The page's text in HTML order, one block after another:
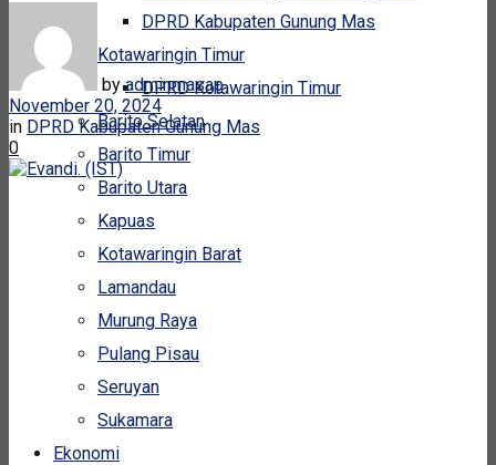
DPRD Kabupaten Gunung Mas
Kotawaringin Timur
DPRD Kotawaringin Timur
Barito Selatan
Barito Timur
Barito Utara
Kapuas
Kotawaringin Barat
Lamandau
Murung Raya
Pulang Pisau
Seruyan
Sukamara
Ekonomi
by adminmasap
November 20, 2024
in DPRD Kabupaten Gunung Mas
0